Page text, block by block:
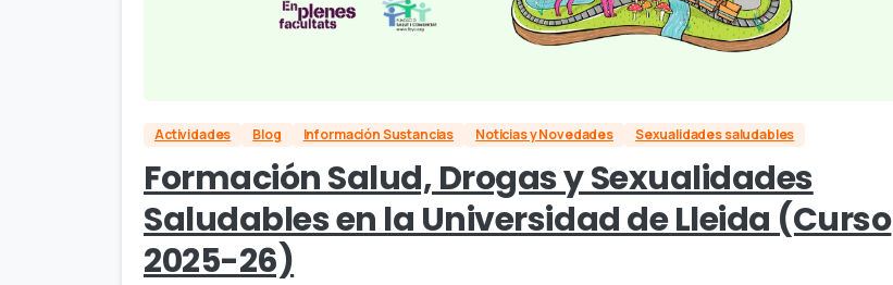
Actividades Blog Información Sustancias Noticias y Novedades Sexualidades saludables
Formación Salud, Drogas y Sexualidades
Saludables en la Universidad de Lleida (Curso
2025-26)